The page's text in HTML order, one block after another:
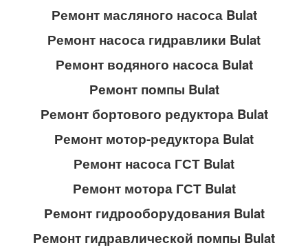
Ремонт масляного насоса Bulat
Ремонт насоса гидравлики Bulat
Ремонт водяного насоса Bulat
Ремонт помпы Bulat
Ремонт бортового редуктора Bulat
Ремонт мотор-редуктора Bulat
Ремонт насоса ГСТ Bulat
Ремонт мотора ГСТ Bulat
Ремонт гидрооборудования Bulat
Ремонт гидравлической помпы Bulat